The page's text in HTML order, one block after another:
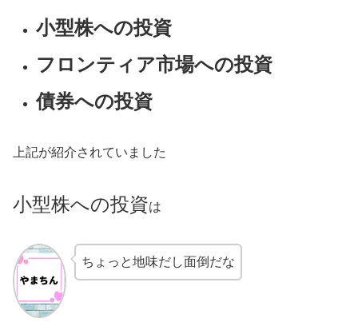
小型株への投資
フロンティア市場への投資
債券への投資
上記が紹介されていました
小型株への投資は
ちょっと地味だし面倒だな